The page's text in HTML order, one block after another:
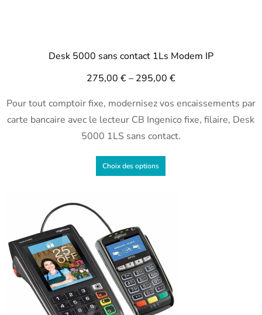
Desk 5000 sans contact 1Ls Modem IP
275,00 €– 295,00 €
Pour tout comptoir fixe, modernisez vos encaissements par
carte bancaire avec le lecteur CB Ingenico fixe, filaire, Desk
5000 1LS sans contact.
Choix des options